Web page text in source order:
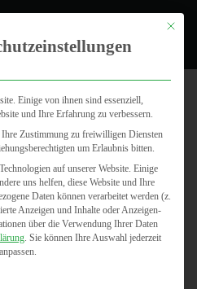
Mit
Einige von ihnen sind essenziell,
und Ihre Erfahrung zu verbessern.
Zustimmung zu freiwilligen Diensten
um Erlaubnis bitten.
auf unserer Website. Einige
uns helfen, diese Website und Ihre
Daten können verarbeitet werden (z.
Anzeigen und Inhalte oder Anzeigen-
über die Verwendung Ihrer Daten
. Sie können Ihre Auswahl jederzeit
Gruppen, für die eine